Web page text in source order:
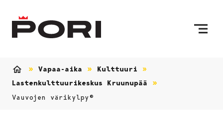
Vapaa-aika
Kulttuuri
Lastenkulttuurikeskus Kruunupää
Vauvojen värikylpy®